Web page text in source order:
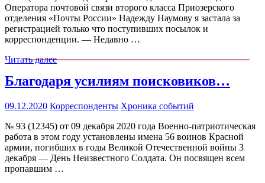
Оператора почтовой связи второго класса Приозерского
отделения «Почты России» Надежду Наумову я застала за
регистрацией только что поступивших посылок и
корреспонденции. — Недавно …
Читать далее
Благодаря усилиям поисковиков…
09.12.2020 Корреспонденты Хроника событий
№ 93 (12345) от 09 декабря 2020 года Военно-патриотическая
работа в этом году установлены имена 56 воинов Красной
армии, погибших в годы Великой Отечественной войны 3
декабря — День Неизвестного Солдата. Он посвящен всем
пропавшим …